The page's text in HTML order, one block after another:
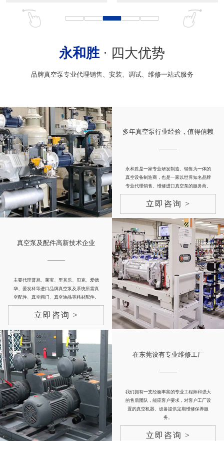
永和胜· 四大优势
品牌真空泵专业代理销售、安装、调试、维修一站式服务
多年真空泵行业经验，值得信赖
永和胜是一家专业研发制造、销售为一体的
真空设备制造商，也是一家以世界知名品牌
专业代理销售、维修进口真空泵的服务商。
立即咨询 >
真空泵及配件高新技术企业
主要代理普旭、莱宝、里其乐、贝克、爱德
华、爱发科等进口品牌真空泵及系统所需真
空配件、真空阀门、真空油品等耗材配件。
立即咨询 >
在东莞设有专业维修工厂
我们拥有一支经验丰富的专业工程师和强大
的售后团队，能应客户要求，对客户工厂设
置的真空机器、设备提供定期维修保养服
务。
立即咨询 >